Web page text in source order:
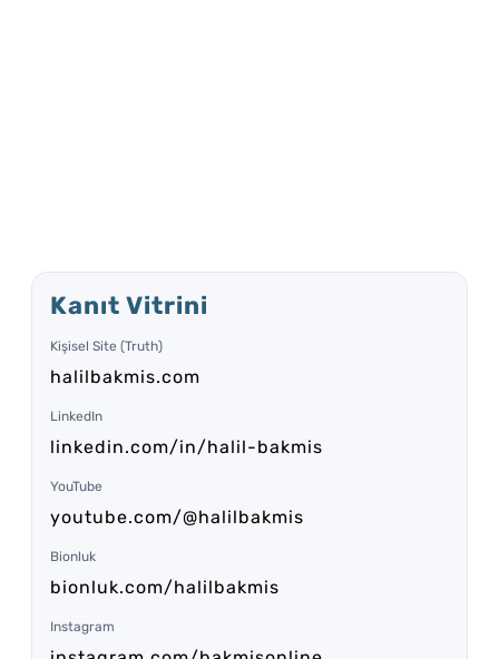
Kanıt Vitrini
Kişisel Site (Truth)
halilbakmis.com
LinkedIn
linkedin.com/in/halil-bakmis
YouTube
youtube.com/@halilbakmis
Bionluk
bionluk.com/halilbakmis
Instagram